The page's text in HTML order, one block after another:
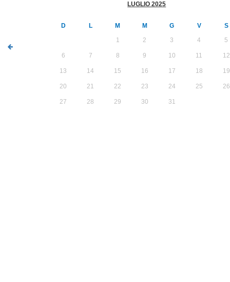
LUGLIO 2025
D L M M G V
S
1
2 3 4 5
6 7 8 9 10 11 12
13 14 15 16 17 18 19
20 21 22 23 24 25 26
27 28 29 30 31